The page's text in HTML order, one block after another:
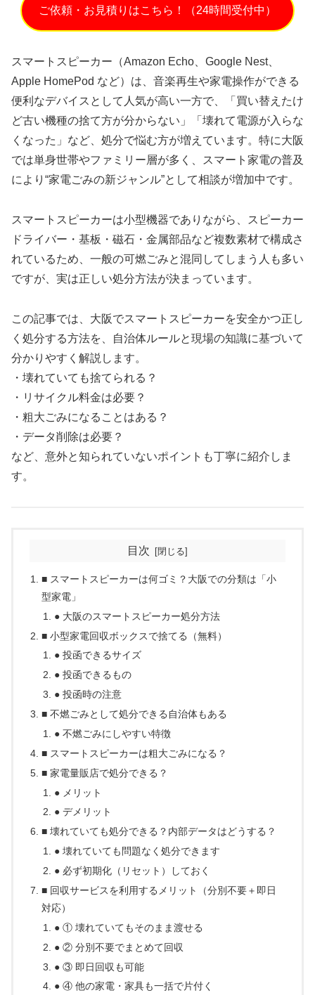
ご依頼・お見積りはこちら！（24時間受付中）
スマートスピーカー（Amazon Echo、Google Nest、
Apple HomePod など）は、音楽再生や家電操作ができる
便利なデバイスとして人気が高い一方で、「買い替えたけ
ど古い機種の捨て方が分からない」「壊れて電源が入らな
くなった」など、処分で悩む方が増えています。特に大阪
では単身世帯やファミリー層が多く、スマート家電の普及
により“家電ごみの新ジャンル”として相談が増加中です。
スマートスピーカーは小型機器でありながら、スピーカー
ドライバー・基板・磁石・金属部品など複数素材で構成さ
れているため、一般の可燃ごみと混同してしまう人も多い
ですが、実は正しい処分方法が決まっています。
この記事では、大阪でスマートスピーカーを安全かつ正し
く処分する方法を、自治体ルールと現場の知識に基づいて
分かりやすく解説します。
・壊れていても捨てられる？
・リサイクル料金は必要？
・粗大ごみになることはある？
・データ削除は必要？
など、意外と知られていないポイントも丁寧に紹介しま
す。
目次
■ スマートスピーカーは何ゴミ？大阪での分類は「小
型家電」
● 大阪のスマートスピーカー処分方法
■ 小型家電回収ボックスで捨てる（無料）
● 投函できるサイズ
● 投函できるもの
● 投函時の注意
■ 不燃ごみとして処分できる自治体もある
● 不燃ごみにしやすい特徴
■ スマートスピーカーは粗大ごみになる？
■ 家電量販店で処分できる？
● メリット
● デメリット
■ 壊れていても処分できる？内部データはどうする？
● 壊れていても問題なく処分できます
● 必ず初期化（リセット）しておく
■ 回収サービスを利用するメリット（分別不要＋即日
対応）
● ① 壊れていてもそのまま渡せる
● ② 分別不要でまとめて回収
● ③ 即日回収も可能
● ④ 他の家電・家具も一括で片付く